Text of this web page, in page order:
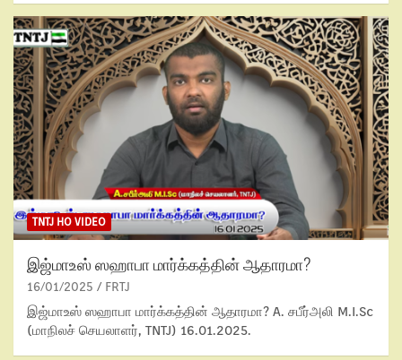
TNTJ HO VIDEO
இஜ்மாஉஸ் ஸஹாபா மார்க்கத்தின் ஆதாரமா?
16/01/2025 FRTJ
இஜ்மாஉஸ் ஸஹாபா மார்க்கத்தின் ஆதாரமா? A. சபீர்அலி M.I.Sc
(மாநிலச் செயலாளர், TNTJ) 16.01.2025.